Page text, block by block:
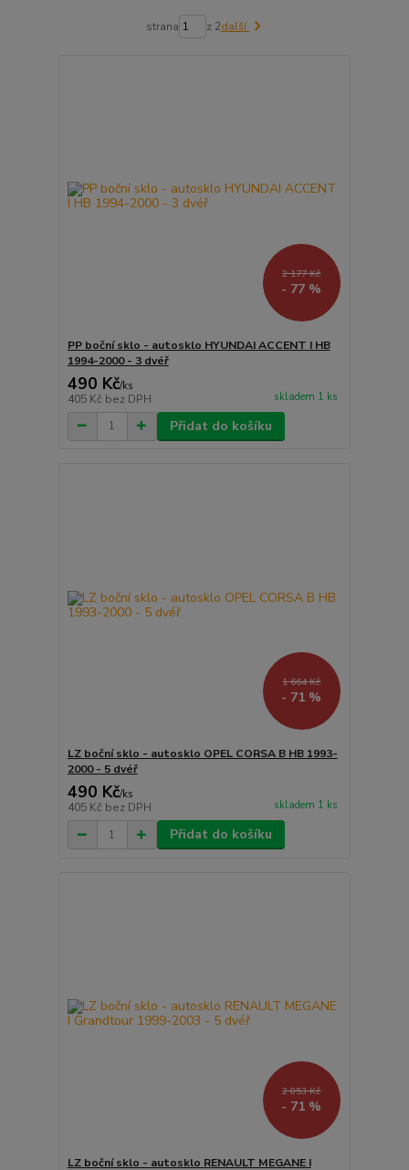
strana z 2další
2 177 Kč
- 77 %
PP boční sklo - autosklo HYUNDAI ACCENT I HB
1994-2000 - 3 dvéř
490 Kč/ks
405 Kč bez DPH skladem 1 ks
Přidat do košíku
1 664 Kč
- 71 %
LZ boční sklo - autosklo OPEL CORSA B HB 1993-
2000 - 5 dvéř
490 Kč/ks
405 Kč bez DPH skladem 1 ks
Přidat do košíku
2 053 Kč
- 71 %
LZ boční sklo - autosklo RENAULT MEGANE I